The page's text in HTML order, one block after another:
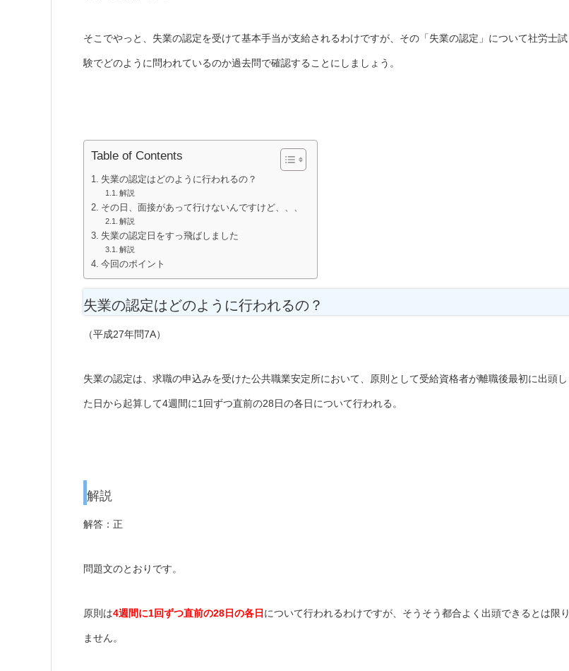
そこでやっと、失業の認定を受けて基本手当が支給されるわけですが、その「失業の認定」について社労士試
験でどのように問われているのか過去問で確認することにしましょう。
Table of Contents
失業の認定はどのように行われるの？
解説
その日、面接があって行けないんですけど、、、
解説
失業の認定日をすっ飛ばしました
解説
今回のポイント
失業の認定はどのように行われるの？
（平成27年問7A）
失業の認定は、求職の申込みを受けた公共職業安定所において、原則として受給資格者が離職後最初に出頭し
た日から起算して4週間に1回ずつ直前の28日の各日について行われる。
解説
解答：正
問題文のとおりです。
原則は4週間に1回ずつ直前の28日の各日 について行われるわけですが、そうそう都合よく出頭できるとは限り
ません。